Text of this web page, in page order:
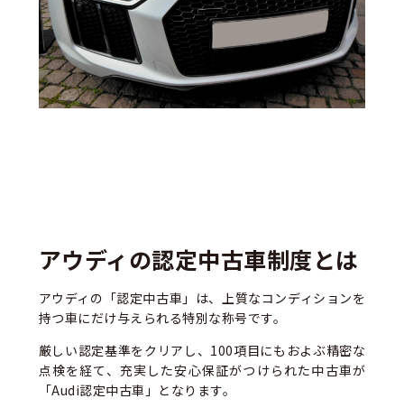
アウディの認定中古車制度とは
アウディの「認定中古車」は、上質なコンディションを
持つ車にだけ与えられる特別な称号です。
厳しい認定基準をクリアし、100項目にもおよぶ精密な
点検を経て、充実した安心保証がつけられた中古車が
「Audi認定中古車」となります。